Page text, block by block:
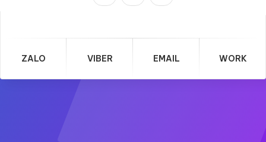
ZALO VIBER EMAIL WORK